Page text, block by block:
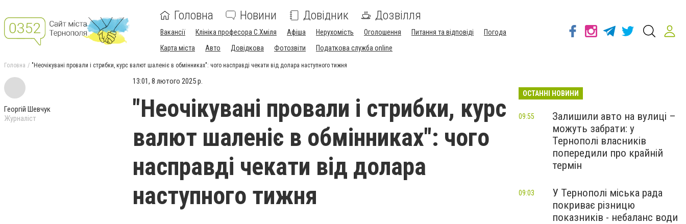
Головна Новини Довідник Дозвілля
Вакансії Клініка професора С.Хміля Афіша Нерухомість Оголошення Питання та відповіді
Погода
Карта міста
Авто Довідкова Фотозвіти Податкова служба online
Головна "Неочікувані провали і стрибки, курс валют шаленіє в обмінниках": чого насправді чекати від долара наступного тижня
Георгій Шевчук
Журналіст
13:01, 8 лютого 2025 р.
"Неочікувані провали і стрибки, курс
валют шаленіє в обмінниках": чого
насправді чекати від долара
наступного тижня
ОСТАННІ НОВИНИ
Залишили авто на вулиці –
можуть забрати: у
Тернополі власників
попередили про крайній
термін
09:55
У Тернополі міська рада
покриває різницю
показників - небаланс води
09:03